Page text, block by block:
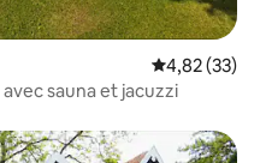
Évaluation
4,82 (33)
sauna et jacuzzi